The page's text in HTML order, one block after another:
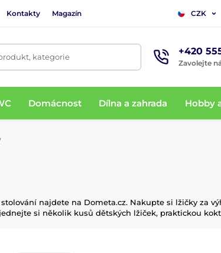
Kontakty Magazín CZK
kategorie +420
Zavolejte
Domácnost Dílna a zahrada Hobby
najdete na Dometa.cz. Nakupte si lžičky za
si několik kusů dětských lžiček, praktickou